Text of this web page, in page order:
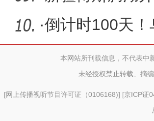
·倒计时100天
高考百日
本网站所刊载信息，不代表中
未经授权禁止转载、摘
[网上传播视听节目许可证（0106168)] [京ICP证